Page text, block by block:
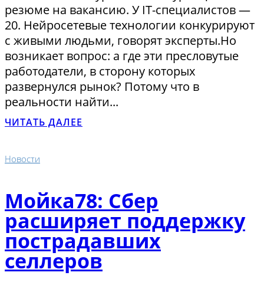
резюме на вакансию. У IT-специалистов —
20. Нейросетевые технологии конкурируют
с живыми людьми, говорят эксперты.Но
возникает вопрос: а где эти пресловутые
работодатели, в сторону которых
развернулся рынок? Потому что в
реальности найти...
ЧИТАТЬ ДАЛЕЕ
Новости
Мойка78: Сбер
расширяет поддержку
пострадавших
селлеров